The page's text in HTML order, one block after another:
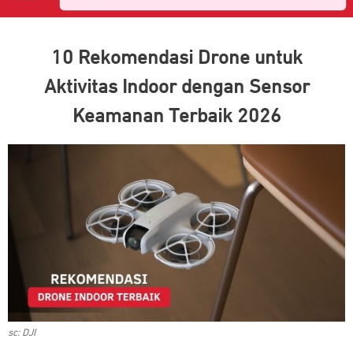
10 Rekomendasi Drone untuk
Aktivitas Indoor dengan Sensor
Keamanan Terbaik 2026
sc: DJI